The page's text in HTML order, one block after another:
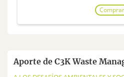
Comprar
Aporte de C3K Waste